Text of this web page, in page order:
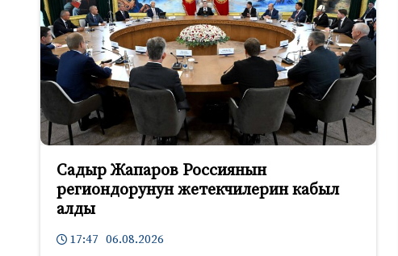
Садыр Жапаров Россиянын
региондорунун жетекчилерин кабыл
алды
17:47 06.08.2026